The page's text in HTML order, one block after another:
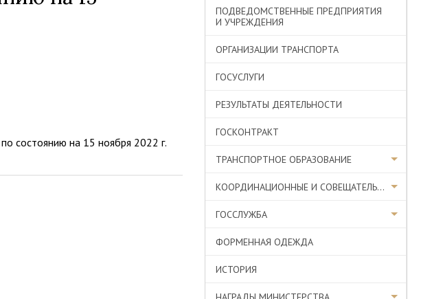
состоянию на 15 ноября 2022 г.
ПОДВЕДОМСТВЕННЫЕ ПРЕДПРИЯТИЯ
И УЧРЕЖДЕНИЯ
ОРГАНИЗАЦИИ ТРАНСПОРТА
ГОСУСЛУГИ
РЕЗУЛЬТАТЫ ДЕЯТЕЛЬНОСТИ
ГОСКОНТРАКТ
ТРАНСПОРТНОЕ ОБРАЗОВАНИЕ
КООРДИНАЦИОННЫЕ И СОВЕЩАТЕЛЬНЫЕ ОРГАНЫ
ГОССЛУЖБА
ФОРМЕННАЯ ОДЕЖДА
ИСТОРИЯ